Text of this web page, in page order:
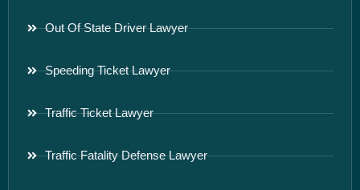
Out Of State Driver Lawyer
Speeding Ticket Lawyer
Traffic Ticket Lawyer
Traffic Fatality Defense Lawyer